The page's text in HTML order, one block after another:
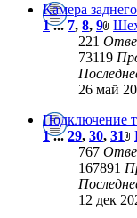
Камера
1...7, 8, 9
221
73119
26 май
Подключение
1...29, 30, 31
767
167891
12 дек